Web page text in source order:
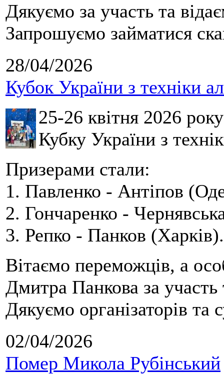
Дякуємо за участь та
Запрошуємо займатися
28/04/2026
Кубок України з техніки
25-26 квітня 2026
Кубку України з
Призерами стали:
1. Павленко - Антіпов
2. Гончаренко -
3. Репко - Панков (Харків).
Вітаємо переможців, а
Дмитра Панкова за
Дякуємо організаторів та
02/04/2026
Помер Микола Рубінський